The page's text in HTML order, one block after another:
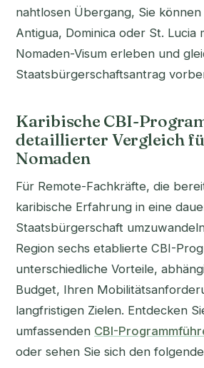
nahtlosen Übergang, Sie
Antigua, Dominica oder St. Lucia
Nomaden-Visum erleben und
Staatsbürgerschaftsantrag
Karibische CBI-
detaillierter Vergleich
Nomaden
Für Remote-Fachkräfte, die
karibische Erfahrung in eine
Staatsbürgerschaft
Region sechs etablierte CBI-
unterschiedliche Vorteile,
Budget, Ihren
langfristigen Zielen. Entdecken
umfassenden CBI-
oder sehen Sie sich den